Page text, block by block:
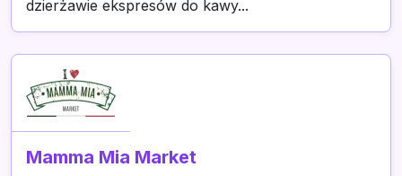
dzierżawie ekspresów do kawy...
Mamma Mia Market